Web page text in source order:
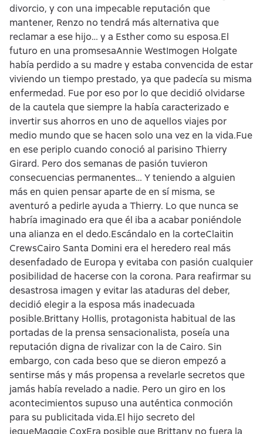
divorcio, y con una impecable reputación que
mantener, Renzo no tendrá más alternativa que
reclamar a ese hijo… y a Esther como su esposa.El
futuro en una promsesaAnnie WestImogen Holgate
había perdido a su madre y estaba convencida de estar
viviendo un tiempo prestado, ya que padecía su misma
enfermedad. Fue por eso por lo que decidió olvidarse
de la cautela que siempre la había caracterizado e
invertir sus ahorros en uno de aquellos viajes por
medio mundo que se hacen solo una vez en la vida.Fue
en ese periplo cuando conoció al parisino Thierry
Girard. Pero dos semanas de pasión tuvieron
consecuencias permanentes… Y teniendo a alguien
más en quien pensar aparte de en sí misma, se
aventuró a pedirle ayuda a Thierry. Lo que nunca se
habría imaginado era que él iba a acabar poniéndole
una alianza en el dedo.Escándalo en la corteClaitin
CrewsCairo Santa Domini era el heredero real más
desenfadado de Europa y evitaba con pasión cualquier
posibilidad de hacerse con la corona. Para reafirmar su
desastrosa imagen y evitar las ataduras del deber,
decidió elegir a la esposa más inadecuada
posible.Brittany Hollis, protagonista habitual de las
portadas de la prensa sensacionalista, poseía una
reputación digna de rivalizar con la de Cairo. Sin
embargo, con cada beso que se dieron empezó a
sentirse más y más propensa a revelarle secretos que
jamás había revelado a nadie. Pero un giro en los
acontecimientos supuso una auténtica conmoción
para su publicitada vida.El hijo secreto del
jequeMaggie CoxEra posible que Brittany no fuera la